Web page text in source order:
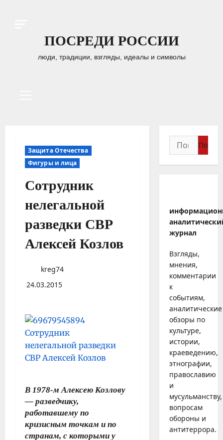
ПОСРЕДИ РОССИИ
люди, традиции, взгляды, идеалы и символы
Защита Отечества
Фигуры и лица
Сотрудник
нелегальной
разведки СВР
Алексей Козлов
kreg74
24.03.2015
В 1978-м Алексею Козлову
— разведчику,
работавшему по
кризисным точкам и по
странам, с которыми у
Найти:
журнал
Взгляды,
мнения,
комментарии
к
событиям,
аналитические
обзоры по
культуре,
истории,
краеведению,
этнографии,
православию
и
мусульманству,
вопросам
обороны и
антитеррора.